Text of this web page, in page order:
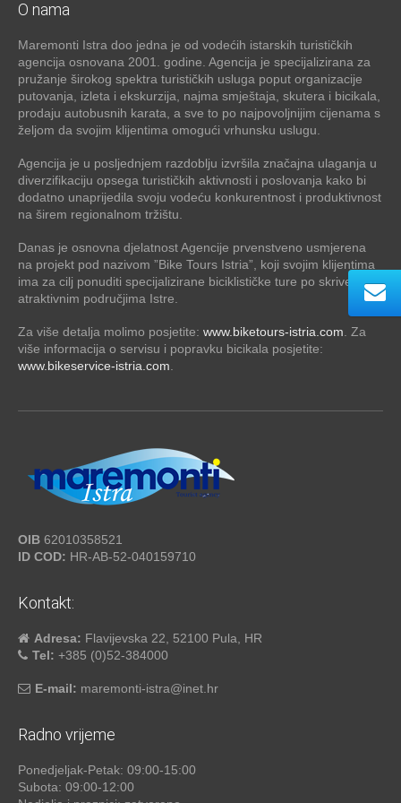
O nama
Maremonti Istra doo jedna je od vodećih istarskih turističkih
agencija osnovana 2001. godine. Agencija je specijalizirana za
pružanje širokog spektra turističkih usluga poput organizacije
putovanja, izleta i ekskurzija, najma smještaja, skutera i bicikala,
prodaju autobusnih karata, a sve to po najpovoljnijim cijenama s
željom da svojim klijentima omogući vrhunsku uslugu.
Agencija je u posljednjem razdoblju izvršila značajna ulaganja u
diverzifikaciju opsega turističkih aktivnosti i poslovanja kako bi
dodatno unaprijedila svoju vodeću konkurentnost i produktivnost
na širem regionalnom tržištu.
Danas je osnovna djelatnost Agencije prvenstveno usmjerena
na projekt pod nazivom ”Bike Tours Istria”, koji svojim klijentima
ima za cilj ponuditi specijalizirane biciklističke ture po skrivenim,
atraktivnim područjima Istre.
Za više detalja molimo posjetite: www.biketours-istria.com. Za
više informacija o servisu i popravku bicikala posjetite:
www.bikeservice-istria.com.
OIB 62010358521
ID COD: HR-AB-52-040159710
Kontakt:
Adresa: Flavijevska 22, 52100 Pula, HR
Tel: +385 (0)52-384000
E-mail: maremonti-istra@inet.hr
Radno vrijeme
Ponedjeljak-Petak: 09:00-15:00
Subota: 09:00-12:00